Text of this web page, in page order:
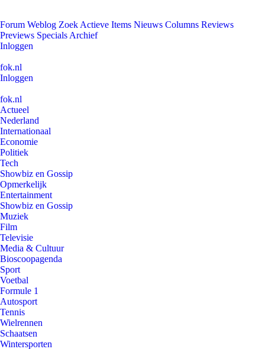
Forum Weblog Zoek Actieve Items Nieuws Columns Reviews
Previews Specials Archief
Inloggen
fok.nl
Inloggen
fok.nl
Actueel
Nederland
Internationaal
Economie
Politiek
Tech
Showbiz en Gossip
Opmerkelijk
Entertainment
Showbiz en Gossip
Muziek
Film
Televisie
Media & Cultuur
Bioscoopagenda
Sport
Voetbal
Formule 1
Autosport
Tennis
Wielrennen
Schaatsen
Wintersporten